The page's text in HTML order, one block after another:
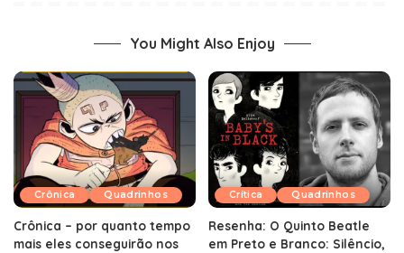
You Might Also Enjoy
Crônica Quadrinhos
Crônica – por quanto tempo
mais eles conseguirão nos
Crítica Quadrinhos
Resenha: O Quinto Beatle
em Preto e Branco: Silêncio,